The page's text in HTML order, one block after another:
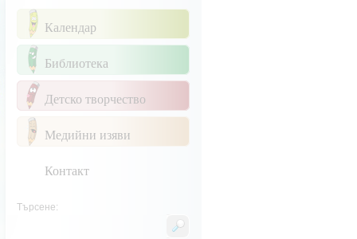
Календар
Библиотека
Детско творчество
Медийни изяви
Контакт
Търсене: